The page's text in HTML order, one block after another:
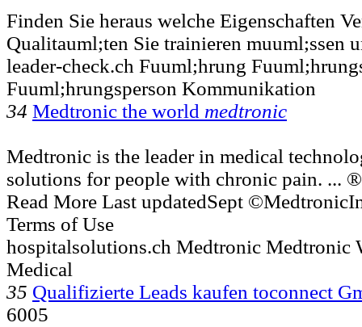
Finden Sie heraus welche Eigenschaften
Qualitauml;ten Sie trainieren muuml;ssen
leader-check.ch Fuuml;hrung
Fuuml;hrungsperson Kommunikation
34 Medtronic the world medtronic
Medtronic is the leader in medical
solutions for people with chronic pain. ...
Read More Last updatedSept
Terms of Use
hospitalsolutions.ch Medtronic Medtronic
Medical
35 Qualifizierte Leads kaufen toconnect
6005